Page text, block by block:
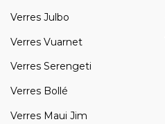
Verres Julbo
Verres Vuarnet
Verres Serengeti
Verres Bollé
Verres Maui Jim